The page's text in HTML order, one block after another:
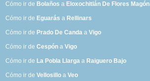
Cómo ir de Bolaños a Eloxochitlán De Flores Magón
Cómo ir de Eguarás a Rellinars
Cómo ir de Prado De Canda aVigo
Cómo ir deCespón aVigo
Cómo ir de La Pobla Llarga a Raiguero Bajo
Cómo ir deVellosillo aVeo